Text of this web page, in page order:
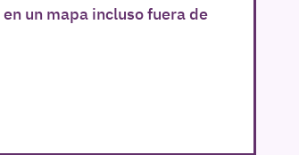
un mapa incluso fuera de